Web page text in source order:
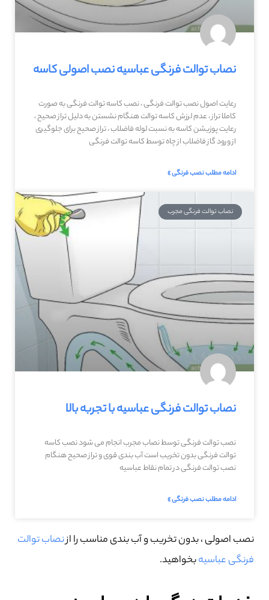
نصاب توالت فرنگی عباسیه نصب اصولی کاسه
رعایت اصول نصب توالت فرنگی ، نصب کاسه توالت فرنگی به صورت
کاملا تراز ، عدم لرزش کاسه توالت هنگام نشستن به دلیل تراز صحیح ،
رعایت پوزیشن کاسه به نسبت لوله فاضلاب ، تراز صحیح برای جلوگیری
از ورود گاز فاضلاب از چاه توسط کاسه توالت فرنگی
ادامه مطلب نصب فرنگی »
نصاب توالت فرنگی مجرب
نصاب توالت فرنگی عباسیه با تجربه بالا
نصب توالت فرنگی توسط نصاب مجرب انجام می شود نصب کاسه
توالت فرنگی بدون تخریب است آب بندی قوی و تراز صحیح هنگام
نصب توالت فرنگی در تمام نقاط عباسیه
ادامه مطلب نصب فرنگی »
نصب اصولی ، بدون تخریب و آب بندی مناسب را ازنصاب توالت
فرنگی عباسیهبخواهید.